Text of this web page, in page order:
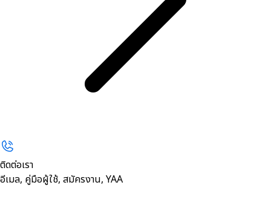
ติดต่อเรา
อีเมล, คู่มือผู้ใช้, สมัครงาน, YAA